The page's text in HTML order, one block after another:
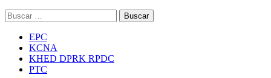
Buscar:
EPC
KCNA
KHED DPRK RPDC
PTC